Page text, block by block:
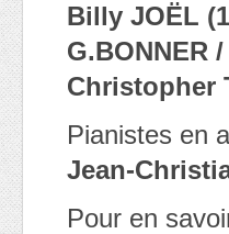
Billy JOËL
G.BONNER
Christopher
Pianistes en
Jean-
Pour en